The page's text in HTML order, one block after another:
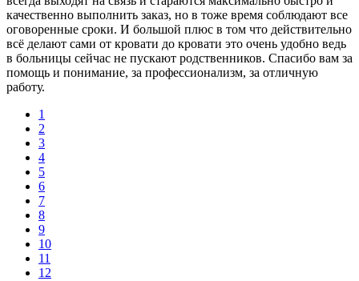
качественно выполнить заказ, но в тоже время соблюдают все
оговоренные сроки. И большой плюс в том что действительно
всё делают сами от кровати до кровати это очень удобно ведь
в больницы сейчас не пускают родственников. Спасибо вам за
помощь и понимание, за профессионализм, за отличную
работу.
1
2
3
4
5
6
7
8
9
10
11
12